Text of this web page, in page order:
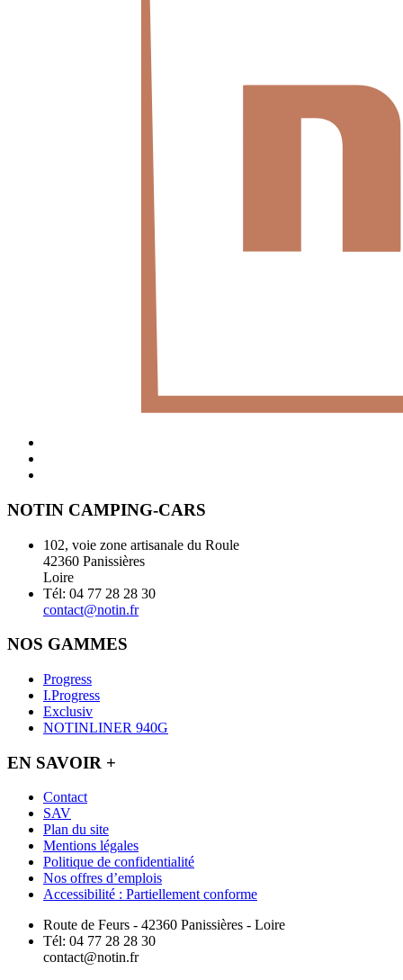
NOTIN CAMPING-CARS
102, voie zone artisanale du Roule
42360 Panissières
Loire
Tél: 04 77 28 28 30
contact@notin.fr
NOS GAMMES
Progress
I.Progress
Exclusiv
NOTINLINER 940G
EN SAVOIR +
Contact
SAV
Plan du site
Mentions légales
Politique de confidentialité
Nos offres d’emplois
Accessibilité : Partiellement conforme
Route de Feurs - 42360 Panissières - Loire
Tél: 04 77 28 28 30
contact@notin.fr